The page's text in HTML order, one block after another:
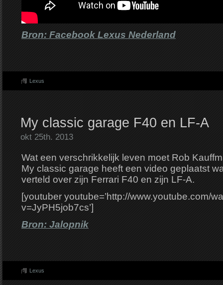
Bron: Facebook Lexus Nederland
Lexus
My classic garage F40 en LF-A
okt 25th. 2013
Wat een verschrikkelijk leven moet Rob
My classic garage heeft een video geplaatst
verteld over zijn Ferrari F40 en zijn LF-A.
[youtuber youtube=’http://www.youtube.com/
v=JyPH5job7cs’]
Bron: Jalopnik
Lexus